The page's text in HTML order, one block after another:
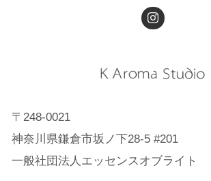
〒248-0021
神奈川県鎌倉市坂ノ下28-5 #201
一般社団法人エッセンスオブライト